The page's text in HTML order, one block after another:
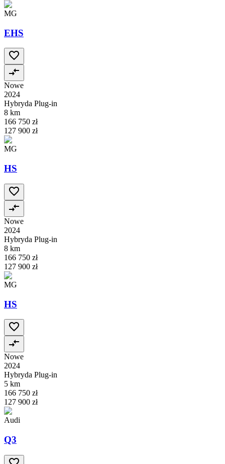
MG
EHS
Nowe
2024
Hybryda Plug-in
8 km
166 750 zł
127 900 zł
MG
HS
Nowe
2024
Hybryda Plug-in
8 km
166 750 zł
127 900 zł
MG
HS
Nowe
2024
Hybryda Plug-in
5 km
166 750 zł
127 900 zł
Audi
Q3